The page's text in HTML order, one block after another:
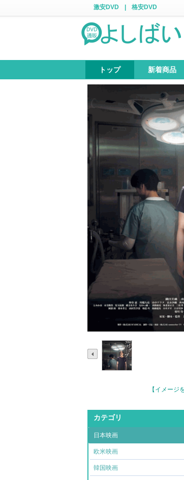
激安DVD 格安DVD
トップ 新着商品
【イメージ
カテゴリ
日本映画
欧米映画
韓国映画